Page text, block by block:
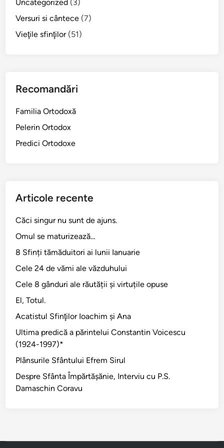
c
u
D
m
a
s
C
r
a
v
Uncategorized (3)
Versuri si cântece (7)
Vieţile sfinţilor(51)
Recomandări
Familia Ortodoxă
Pelerin Ortodox
Predici Ortodoxe
Articole recente
Căci singur nu sunt de ajuns.
Omul se maturizează…
8 Sfinți tămăduitori ai lunii Ianuarie
Cele 24 de vămi ale văzduhului
Cele 8 gânduri ale răutății și virtuțile opuse
El, Totul.
Acatistul Sfinţilor Ioachim şi Ana
Ultima predică a părintelui Constantin Voicescu
(1924-1997)*
Plânsurile Sfântului Efrem Sirul
Despre Sfânta Împărtăşănie, Interviu cu P.S.
Damaschin Coravu